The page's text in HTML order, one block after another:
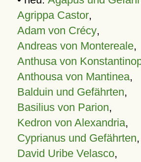
Agrippa Castor,
Adam von Crécy,
Andreas von Montereale,
Anthusa von
Anthousa von Mantinea,
Balduin und Gefährten,
Basilius von Parion,
Kedron von Alexandria,
Cyprianus und Gefährten,
David Uribe Velasco,